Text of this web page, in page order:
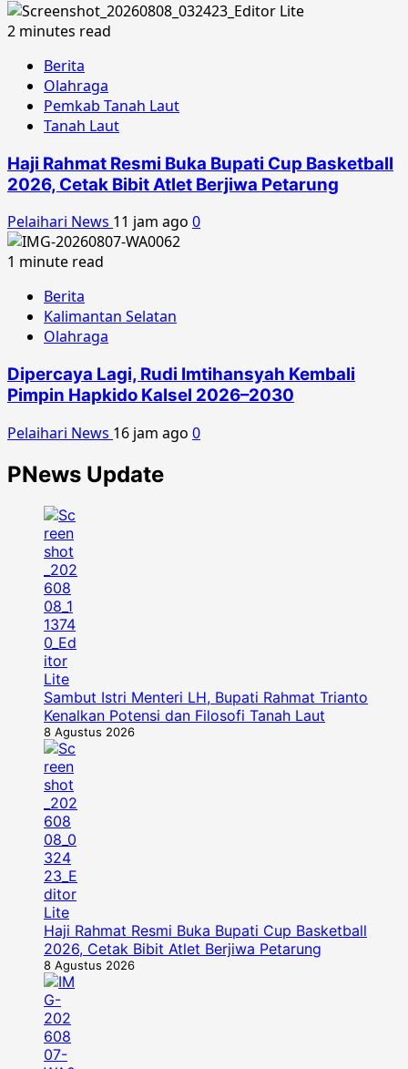
2 minutes read
Berita
Olahraga
Pemkab Tanah Laut
Tanah Laut
Haji Rahmat Resmi Buka Bupati Cup Basketball
2026, Cetak Bibit Atlet Berjiwa Petarung
Pelaihari News 11 jam ago 0
1 minute read
Berita
Kalimantan Selatan
Olahraga
Dipercaya Lagi, Rudi Imtihansyah Kembali
Pimpin Hapkido Kalsel 2026–2030
Pelaihari News 16 jam ago 0
PNews Update
Sambut Istri Menteri LH, Bupati Rahmat Trianto
Kenalkan Potensi dan Filosofi Tanah Laut
8 Agustus 2026
Haji Rahmat Resmi Buka Bupati Cup Basketball
2026, Cetak Bibit Atlet Berjiwa Petarung
8 Agustus 2026